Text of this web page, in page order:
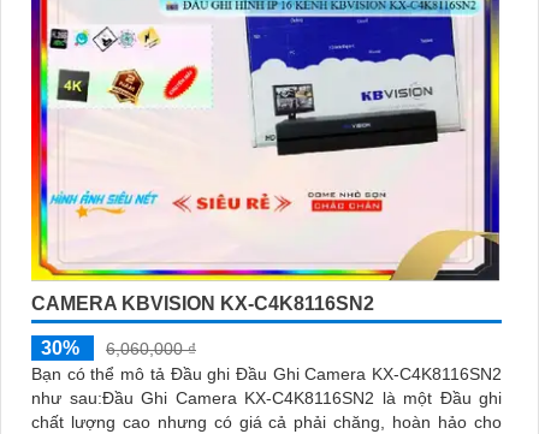
CAMERA KBVISION KX-C4K8116SN2
30%
6,060,000 ₫
Bạn có thể mô tả Đầu ghi Đầu Ghi Camera KX-C4K8116SN2
như sau:Đầu Ghi Camera KX-C4K8116SN2 là một Đầu ghi
chất lượng cao nhưng có giá cả phải chăng, hoàn hảo cho